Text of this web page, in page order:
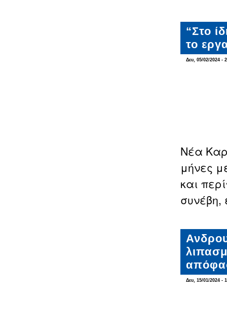
“Στο
το
Δευ, 05/02/2024 -
Νέα
μήνες
και
συνέβη,
Δευ, 15/01/2024 -